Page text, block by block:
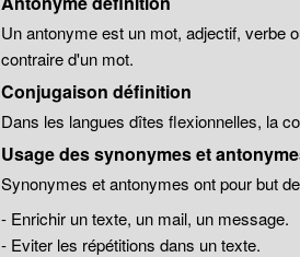
Un antonyme est un mot, adjectif, verbe
contraire d'un mot.
Conjugaison définition
Dans les langues dîtes flexionnelles, la
Usage des synonymes et
Synonymes et antonymes ont pour but
- Enrichir un texte, un mail, un message.
- Eviter les répétitions dans un texte.